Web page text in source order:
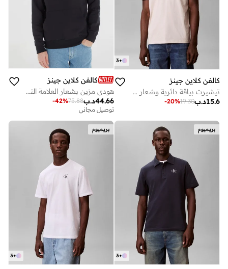
+
3
كالفن كلاين جينز
تيشيرت بياقة دائرية وشعار خطي
د.ب15.6
19.30
-20%
كالفن كلاين جينز
هودي مزين بشعار العلامة التجارية
د.ب44.66
75.88
-42%
توصيل مجاني
بريميوم
+
3
بريميوم
+
3